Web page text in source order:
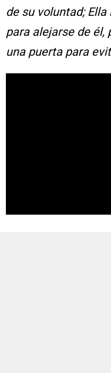
de su voluntad;
para alejarse de él,
una puerta para